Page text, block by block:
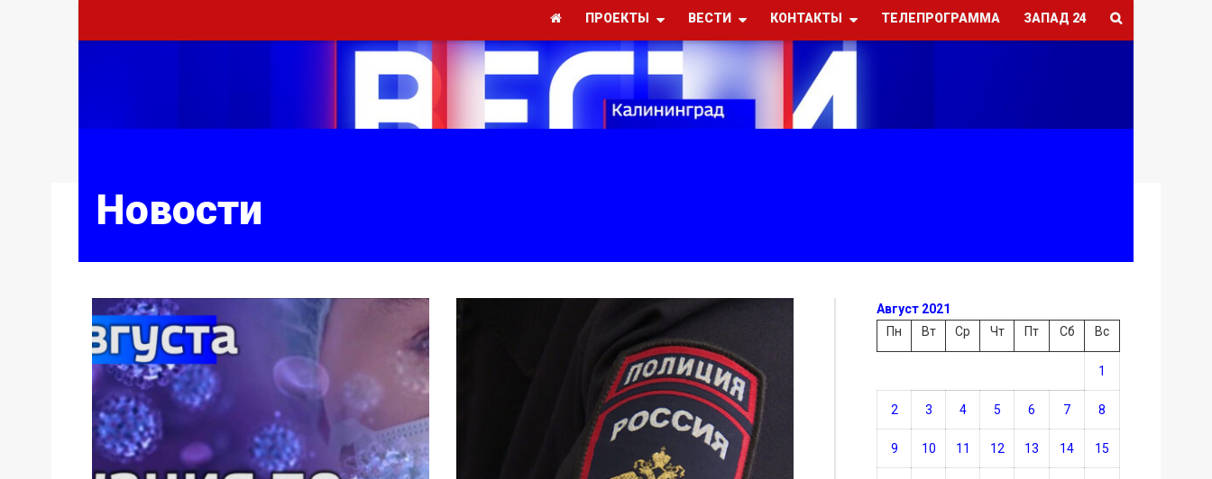
ПРОЕКТЫ ВЕСТИ КОНТАКТЫ ТЕЛЕПРОГРАММА ЗАПАД 24
Новости
Август 2021
Пн
Вт Ср Чт Пт Сб Вс
1
2 3 4 5 6 7 8
9 10 11 12 13 14 15